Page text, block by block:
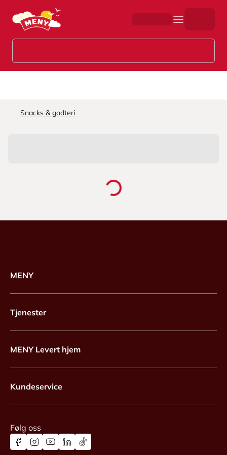
Hopp til hovedinnhold
Snacks & godteri
MENY
Tjenester
MENY Levert hjem
Kundeservice
Følg oss